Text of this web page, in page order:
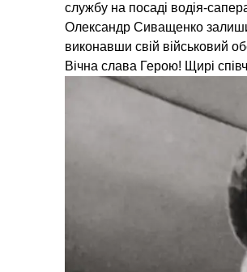
службу на посаді водія-
Олександр Сиващенко
виконавши свій військовий
Вічна слава Герою! Щирі